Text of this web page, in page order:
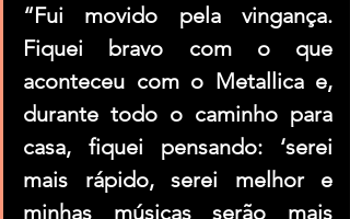
“Fui movido pela vingança.
Fiquei bravo com o que
aconteceu com o Metallica e,
durante todo o caminho para
casa, fiquei pensando: ‘serei
mais rápido, serei melhor e
minhas músicas serão mais